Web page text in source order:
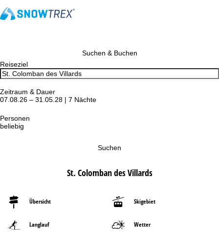
Suchen & Buchen
Reiseziel
Zeitraum & Dauer
07.08.26 – 31.05.28 | 7 Nächte
Personen
beliebig
Suchen
St. Colomban des Villards
Übersicht Skigebiet
Langlauf Wetter